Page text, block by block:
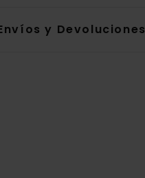
y Devoluciones